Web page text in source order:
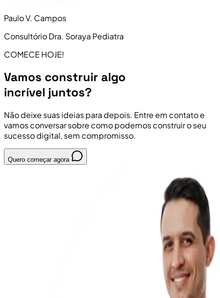
Paulo V. Campos
Consultório Dra. Soraya Pediatra
COMECE HOJE!
Vamos construir algo
incrível juntos?
Não deixe suas ideias para depois. Entre em contato e
vamos conversar sobre como podemos construir o seu
sucesso digital, sem compromisso.
Quero começar agora